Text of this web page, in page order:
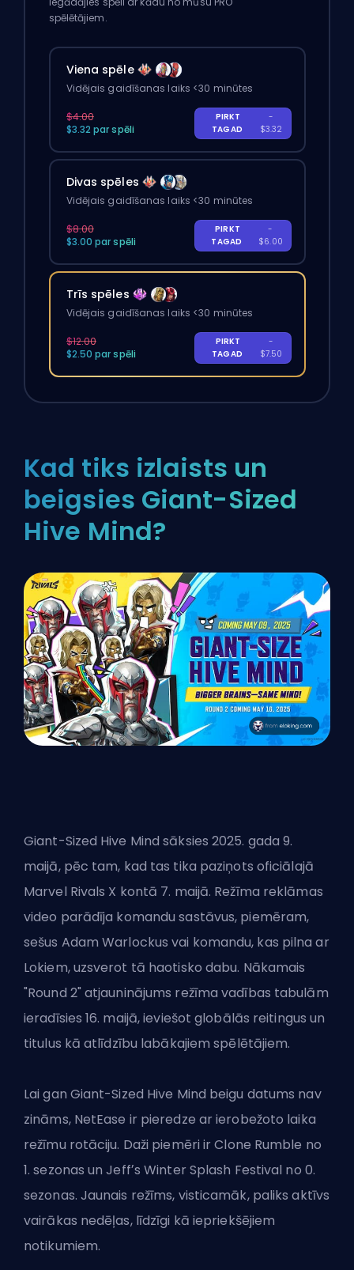
spēlētājiem.
Viena spēle
Vidējais gaidīšanas laiks <30 minūtes
$4.00
$3.32 par spēli
PIRKT
TAGAD
-
$3.32
Divas spēles
Vidējais gaidīšanas laiks <30 minūtes
$8.00
$3.00 par spēli
PIRKT
TAGAD
-
$6.00
Trīs spēles
Vidējais gaidīšanas laiks <30 minūtes
$12.00
$2.50 par spēli
PIRKT
TAGAD
-
$7.50
Kad tiks izlaists un
beigsies Giant-Sized
Hive Mind?
Giant-Sized Hive Mind sāksies 2025. gada 9.
maijā, pēc tam, kad tas tika paziņots oficiālajā
Marvel Rivals X kontā 7. maijā. Režīma reklāmas
video parādīja komandu sastāvus, piemēram,
sešus Adam Warlockus vai komandu, kas pilna ar
Lokiem, uzsverot tā haotisko dabu. Nākamais
"Round 2" atjauninājums režīma vadības tabulām
ieradīsies 16. maijā, ieviešot globālās reitingus un
titulus kā atlīdzību labākajiem spēlētājiem.
Lai gan Giant-Sized Hive Mind beigu datums nav
zināms, NetEase ir pieredze ar ierobežoto laika
režīmu rotāciju. Daži piemēri ir Clone Rumble no
1. sezonas un Jeffʼs Winter Splash Festival no 0.
sezonas. Jaunais režīms, visticamāk, paliks aktīvs
vairākas nedēļas, līdzīgi kā iepriekšējiem
notikumiem.